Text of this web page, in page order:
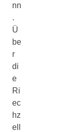
nn
.
Ü
be
r
di
e
Ri
ec
hz
ell